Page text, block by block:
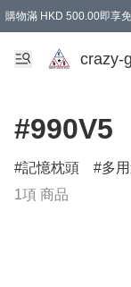
購物滿 HKD 500.00即享
成為會員可享免費禮品
crazy-
#990V5
記憶枕頭 多
1項 商品